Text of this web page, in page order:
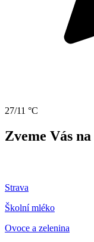
27/11 °C
Zveme Vás na
Strava
Školní mléko
Ovoce a zelenina